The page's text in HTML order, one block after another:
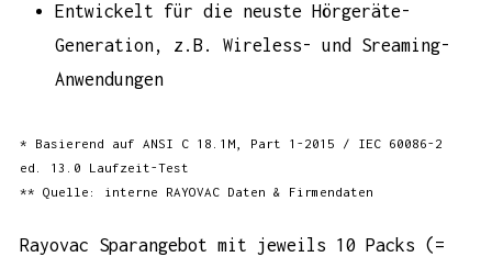
Entwickelt für die neuste Hörgeräte-
Generation, z.B. Wireless- und Sreaming-
Anwendungen
* Basierend auf ANSI C 18.1M, Part 1-2015 / IEC 60086-2
ed. 13.0 Laufzeit-Test
** Quelle: interne RAYOVAC Daten & Firmendaten
Rayovac Sparangebot mit jeweils 10 Packs (=